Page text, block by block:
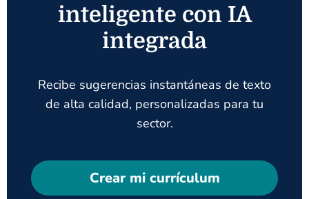
inteligente con IA
integrada
Recibe sugerencias instantáneas de texto
de alta calidad, personalizadas para tu
sector.
Crear mi currículum